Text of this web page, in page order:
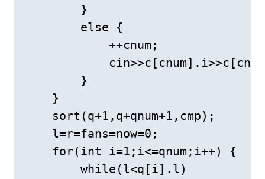
        }
        else {
            ++cnum;
        }
    }
    sort(q+1,q+qnum+1,cmp);
    l=r=fans=now=0;
    for(int i=1;i<=qnum;i++) {
        while(l<q[i].l)